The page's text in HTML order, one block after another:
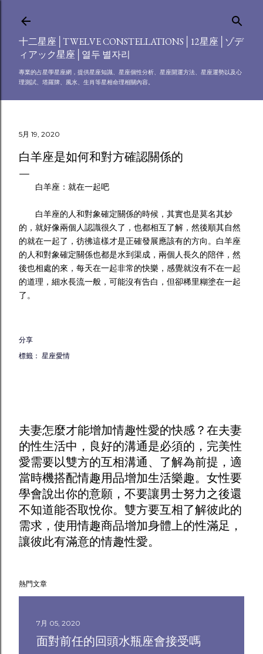
十二星座│TWELVE CONSTELLATIONS│12星座│ゾデ
ィアック星座│열두 별자리
專業的占星學星座網，提供星座知識、星座個性分析、星座開運方法、星座運勢以及心
理測試、塔羅牌、風水、生肖等星相命理相關內容。
5月 19, 2020
白羊座是如何和對方確認關係的
白羊座：就在一起吧
白羊座的人和對象確定關係的時候，其實也是莫名其妙
的，就好像兩個人認識很久了，也都相互了解，然後順其自然
的就在一起了，彷彿這樣才是正確發展應該有的方向。白羊座
的人和對象確定關係也都是水到渠成，兩個人長久的陪伴，然
後也相處的來，每天在一起非常的快樂，感覺就沒有不在一起
的道理，細水長流一般，可能沒有告白，但卻稀里糊塗在一起
了。
分享
標籤： 星座愛情
夫妻怎麼才能增加情趣性愛的快感？在夫妻
的性生活中，良好的溝通是必須的，完美性
愛需要以雙方的互相溝通、了解為前提，適
當時機搭配情趣用品增加生活樂趣。女性要
學會說出你的意願，不要讓男士努力之後還
不知道能否取悅你。雙方要互相了解彼此的
需求，使用情趣商品增加身體上的性滿足，
讓彼此有滿意的情趣性愛。
熱門文章
7月 05, 2020
面對前任的回頭水瓶座會接受嗎